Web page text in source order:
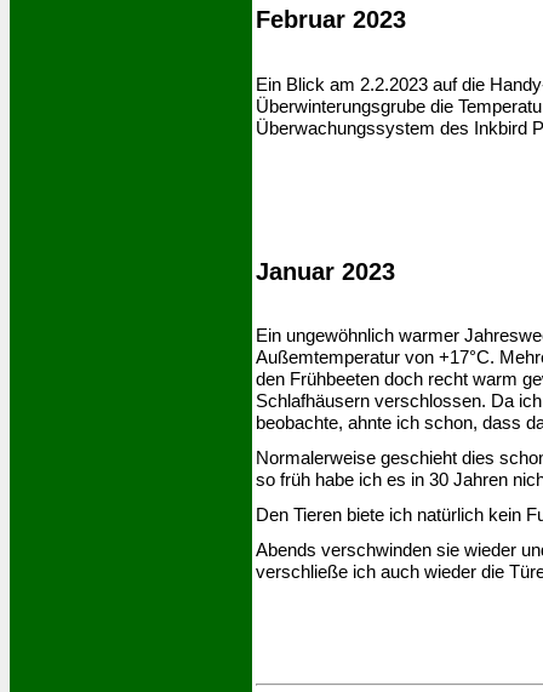
Februar 2023
Ein Blick am 2.2.2023 auf die
Überwinterungsgrube die
Überwachungssystem des Inkbird
Januar 2023
Ein ungewöhnlich warmer
Außemtemperatur von +17°C.
den Frühbeeten doch recht warm
Schlafhäusern verschlossen. Da
beobachte, ahnte ich schon, dass
Normalerweise geschieht dies
so früh habe ich es in 30 Jahren
Den Tieren biete ich natürlich kein
Abends verschwinden sie wieder
verschließe ich auch wieder die